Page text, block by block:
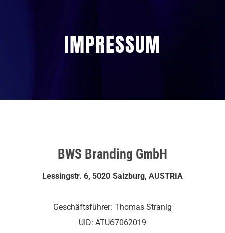
IMPRESSUM
BWS Branding GmbH
Lessingstr. 6, 5020 Salzburg, AUSTRIA
Geschäftsführer: Thomas Stranig
UID: ATU67062019